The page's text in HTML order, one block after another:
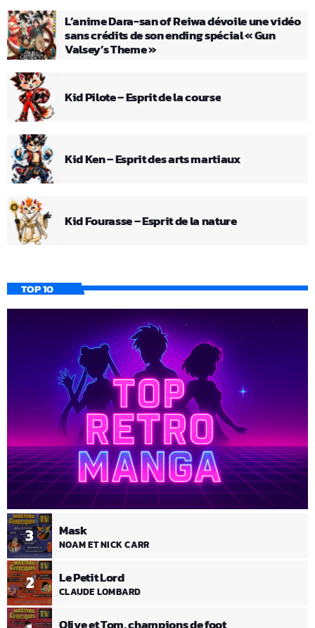
L’anime Dara-san of Reiwa dévoile une vidéo
sans crédits de son ending spécial « Gun
Valsey’s Theme »
Kid Pilote – Esprit de la course
Kid Ken – Esprit des arts martiaux
Kid Fourasse – Esprit de la nature
TOP 10
2 Le Petit Lord
CLAUDE LOMBARD
3 Mask
NOAM ET NICK CARR